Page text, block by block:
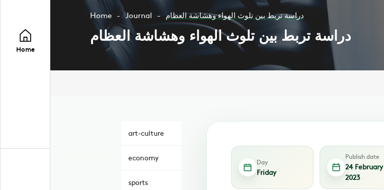
Home
Home Journal دراسة تربط بين تلوث الهواء وهشاشة العظام
دراسة تربط بين تلوث الهواء وهشاشة العظام
art-culture
economy
sports
Day
Friday
Publish date
24 February
2023